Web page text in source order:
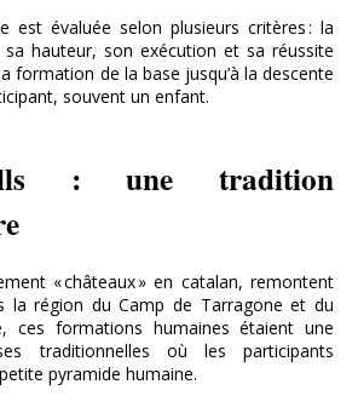
est évaluée selon plusieurs critères : la
hauteur, son exécution et sa réussite
formation de la base jusqu’à la descente
souvent un enfant.
: une tradition
« châteaux » en catalan, remontent
la région du Camp de Tarragone et du
ces formations humaines étaient une
traditionnelles où les participants
pyramide humaine.